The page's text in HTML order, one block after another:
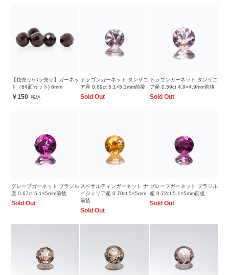
【粒売り/バラ売り】ガーネッ
ト（64面カット) 6mm
150
ドラゴンガーネット タンザニ
ア産 0.69ct 5.1×5.1mm前後
Sold Out
ドラゴンガーネット タンザニ
ア産 0.59ct 4.9×4.9mm前後
Sold Out
グレープガーネット ブラジル
産 0.67ct 5.1×5mm前後
Sold Out
スペサルティンガーネット ナ
イジェリア産 0.70ct 5×5mm
前後
Sold Out
グレープガーネット ブラジル
産 0.72ct 5.1×5mm前後
Sold Out